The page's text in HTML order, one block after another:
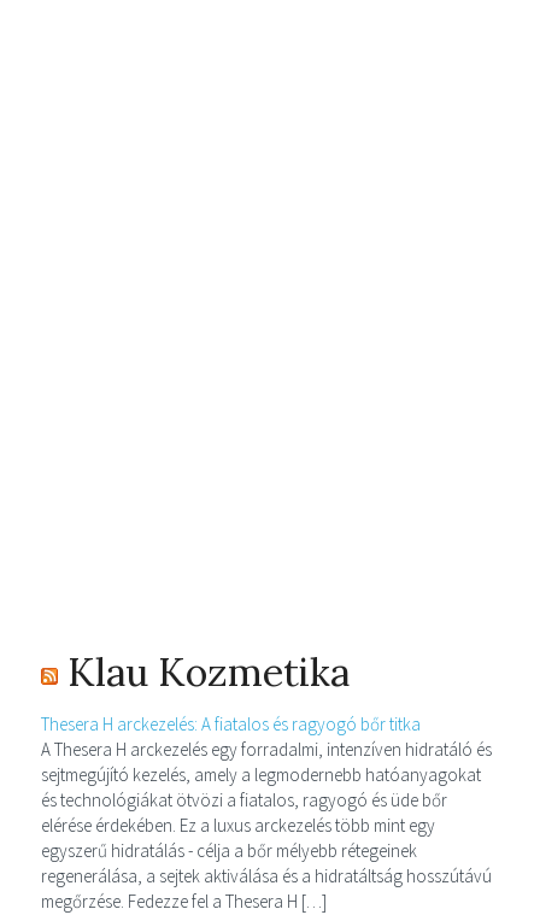
Klau Kozmetika
Thesera H arckezelés: A fiatalos és ragyogó bőr titka
A Thesera H arckezelés egy forradalmi, intenzíven hidratáló és
sejtmegújító kezelés, amely a legmodernebb hatóanyagokat
és technológiákat ötvözi a fiatalos, ragyogó és üde bőr
elérése érdekében. Ez a luxus arckezelés több mint egy
egyszerű hidratálás - célja a bőr mélyebb rétegeinek
regenerálása, a sejtek aktiválása és a hidratáltság hosszútávú
megőrzése. Fedezze fel a Thesera H […]